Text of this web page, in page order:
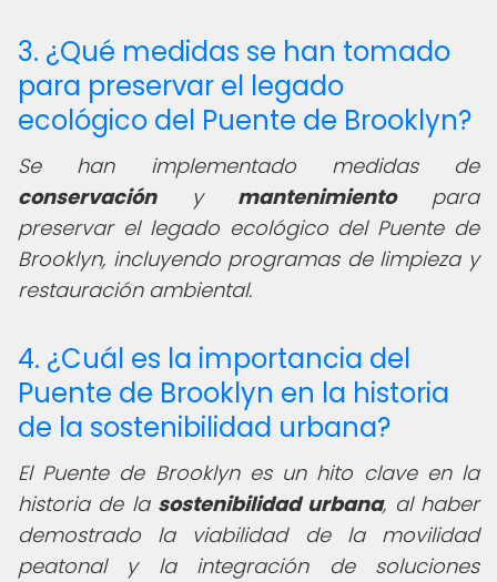
3. ¿Qué medidas se han tomado
para preservar el legado
ecológico del Puente de Brooklyn?
Se han implementado medidas de
conservacióny mantenimientopara
preservar el legado ecológico del Puente de
Brooklyn, incluyendo programas de limpieza y
restauración ambiental.
4. ¿Cuál es la importancia del
Puente de Brooklyn en la historia
de la sostenibilidad urbana?
El Puente de Brooklyn es un hito clave en la
historia de la sostenibilidad urbana, al haber
demostrado la viabilidad de la movilidad
peatonal y la integración de soluciones